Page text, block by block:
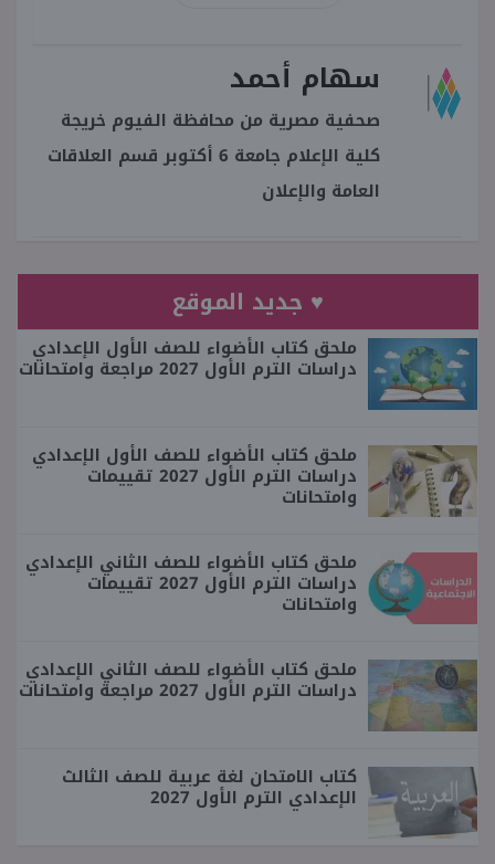
سهام أحمد
صحفية مصرية من محافظة الفيوم خريجة
كلية الإعلام جامعة 6 أكتوبر قسم العلاقات
العامة والإعلان
♥ جديد الموقع
ملحق كتاب الأضواء للصف الأول الإعدادي
دراسات الترم الأول 2027 مراجعة وامتحانات
ملحق كتاب الأضواء للصف الأول الإعدادي
دراسات الترم الأول 2027 تقييمات
وامتحانات
ملحق كتاب الأضواء للصف الثاني الإعدادي
دراسات الترم الأول 2027 تقييمات
وامتحانات
ملحق كتاب الأضواء للصف الثاني الإعدادي
دراسات الترم الأول 2027 مراجعة وامتحانات
كتاب الامتحان لغة عربية للصف الثالث
الإعدادي الترم الأول 2027